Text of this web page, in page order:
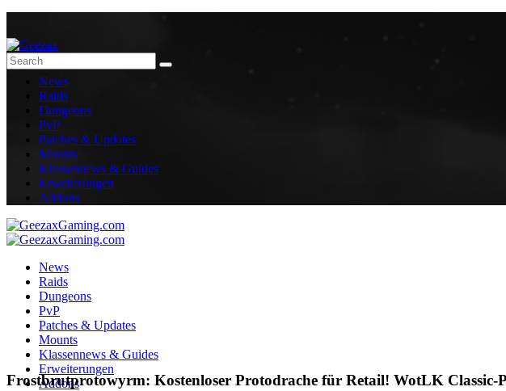
News
Raids
Dungeons
PvP
Patches & Updates
Mounts
Klassennews & Guides
Erweiterungen
Addons
News
Raids
Dungeons
PvP
Patches & Updates
Mounts
Klassennews & Guides
Erweiterungen
Addons
Frostbrutprotowyrm: Kostenloser Protodrache für Retail! WotLK Classic-